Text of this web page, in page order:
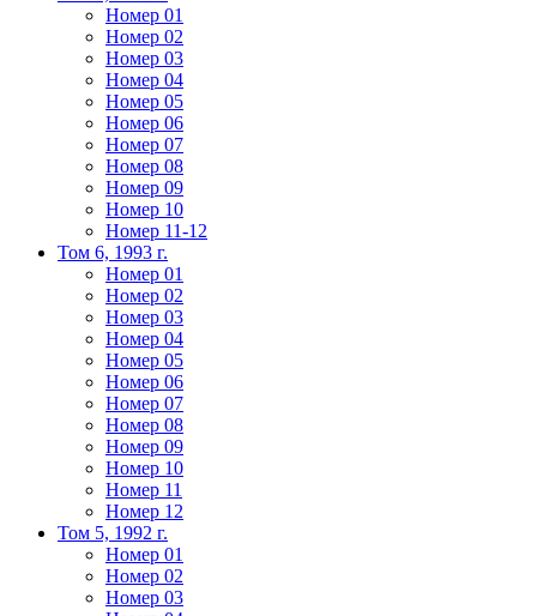
Номер 01
Номер 02
Номер 03
Номер 04
Номер 05
Номер 06
Номер 07
Номер 08
Номер 09
Номер 10
Номер 11-12
Том 6, 1993 г.
Номер 01
Номер 02
Номер 03
Номер 04
Номер 05
Номер 06
Номер 07
Номер 08
Номер 09
Номер 10
Номер 11
Номер 12
Том 5, 1992 г.
Номер 01
Номер 02
Номер 03